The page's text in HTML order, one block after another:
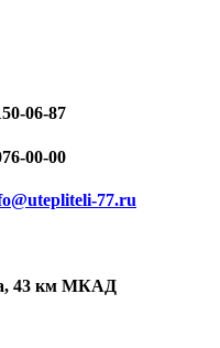
06-87
00-00
77.ru
43 км МКАД